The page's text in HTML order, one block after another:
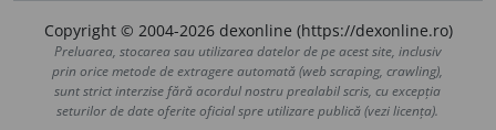
Copyright © 2004-2026 dexonline (https://dexonline.ro)
Preluarea, stocarea sau utilizarea datelor de pe acest site, inclusiv
prin orice metode de extragere automată (web scraping, crawling),
sunt strict interzise fără acordul nostru prealabil scris, cu excepția
seturilor de date oferite oficial spre utilizare publică (vezi licența).